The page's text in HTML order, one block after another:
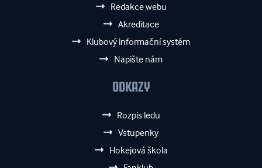
Redakce webu
Akreditace
Klubový informační systém
Napište nám
ODKAZY
Rozpis ledu
Vstupenky
Hokejová škola